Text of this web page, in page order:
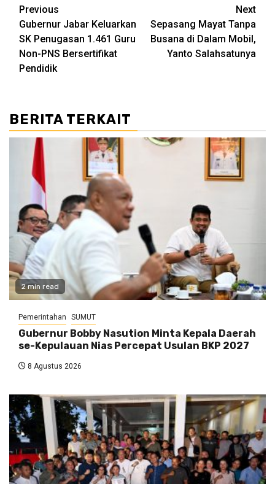
Post
navigation
Previous
Gubernur Jabar Keluarkan
SK Penugasan 1.461 Guru
Non-PNS Bersertifikat
Pendidik
Next
Sepasang Mayat Tanpa
Busana di Dalam Mobil,
Yanto Salahsatunya
BERITA TERKAIT
2 min read
Pemerintahan SUMUT
Gubernur Bobby Nasution Minta Kepala Daerah
se-Kepulauan Nias Percepat Usulan BKP 2027
8 Agustus 2026